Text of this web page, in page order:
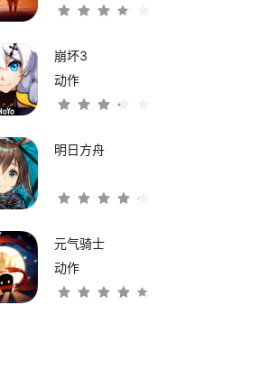
崩坏3
动作
明日方舟
元气骑士
动作